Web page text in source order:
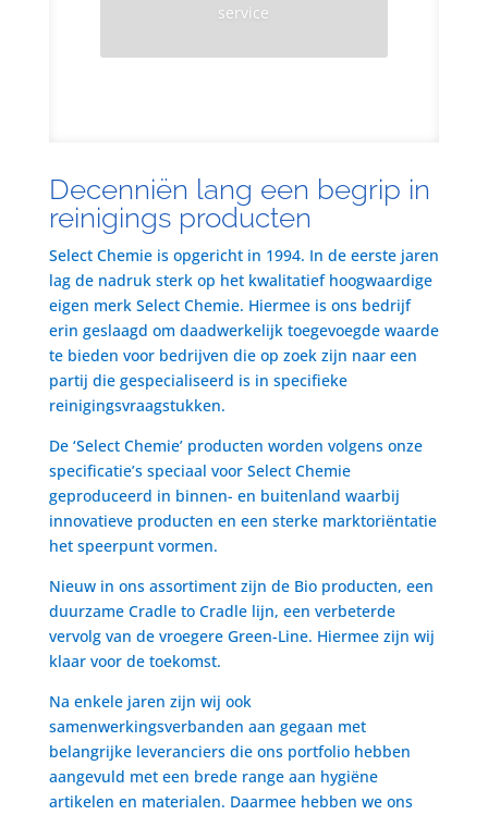
service
Decenniën lang een begrip in
reinigings producten
Select Chemie is opgericht in 1994. In de eerste jaren
lag de nadruk sterk op het kwalitatief hoogwaardige
eigen merk Select Chemie. Hiermee is ons bedrijf
erin geslaagd om daadwerkelijk toegevoegde waarde
te bieden voor bedrijven die op zoek zijn naar een
partij die gespecialiseerd is in specifieke
reinigingsvraagstukken.
De ‘Select Chemie’ producten worden volgens onze
specificatie’s speciaal voor Select Chemie
geproduceerd in binnen- en buitenland waarbij
innovatieve producten en een sterke marktoriëntatie
het speerpunt vormen.
Nieuw in ons assortiment zijn de Bio producten, een
duurzame Cradle to Cradle lijn, een verbeterde
vervolg van de vroegere Green-Line. Hiermee zijn wij
klaar voor de toekomst.
Na enkele jaren zijn wij ook
samenwerkingsverbanden aan gegaan met
belangrijke leveranciers die ons portfolio hebben
aangevuld met een brede range aan hygiëne
artikelen en materialen. Daarmee hebben we ons